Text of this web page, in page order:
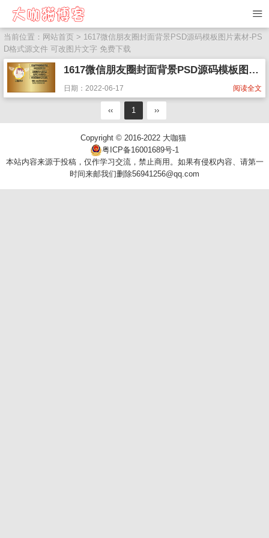
当前位置： 网站首页 > 1617微信朋友圈封面背景PSD源码模板图片素材-PS
D格式源文件 可改图片文字 免费下载
1617微信朋友圈封面背景PSD源码模板图片素材-PSD格式源文件 可改图片文字 免费下载
阅读全文
日期：2022-06-17
‹‹ 1 ››
Copyright © 2016-2022 大咖猫
粤ICP备16001689号-1
本站内容来源于投稿，仅作学习交流，禁止商用。如果有侵权内容、请第一
时间来邮我们删除56941256@qq.com